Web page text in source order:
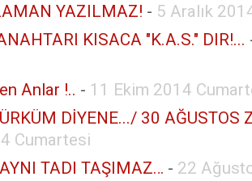
YAZILMAZ! - 5 Aralık
KISACA "K.A.S." DIR!...
Anlar !.. - 11 Ekim 2014
DİYENE.../ 30 AĞUSTOS
Cumartesi
TADI TAŞIMAZ… - 22